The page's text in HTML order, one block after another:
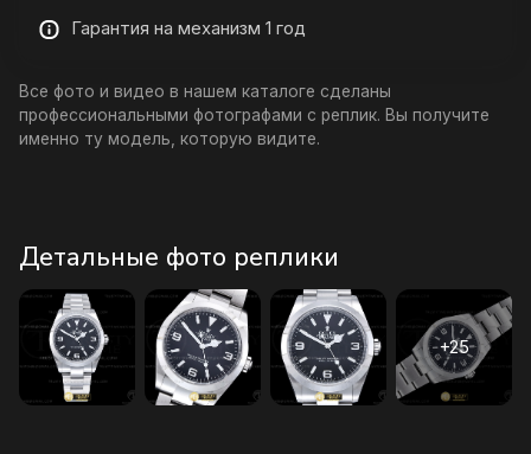
Гарантия на механизм 1 год
Все фото и видео в нашем каталоге сделаны
профессиональными фотографами с реплик. Вы получите
именно ту модель, которую видите.
Детальные фото реплики